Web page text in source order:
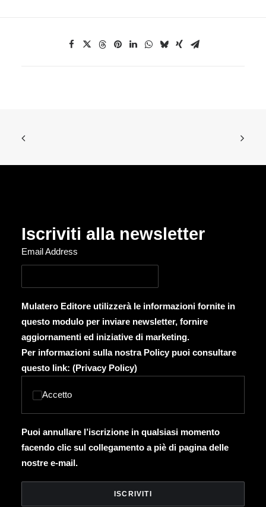
Iscriviti alla newsletter
Email Address
Mulatero Editore utilizzerà le informazioni fornite in
questo modulo per inviare newsletter, fornire
aggiornamenti ed iniziative di marketing.
Per informazioni sulla nostra Policy puoi consultare
questo link: (Privacy Policy)
Accetto
Puoi annullare l’iscrizione in qualsiasi momento
facendo clic sul collegamento a piè di pagina delle
nostre e-mail.